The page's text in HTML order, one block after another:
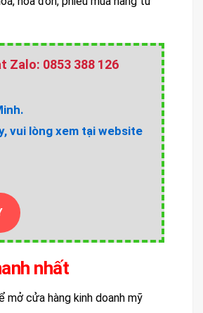
Zalo: 0853 388 126
vui lòng xem tại website
nhất
cửa hàng kinh doanh mỹ